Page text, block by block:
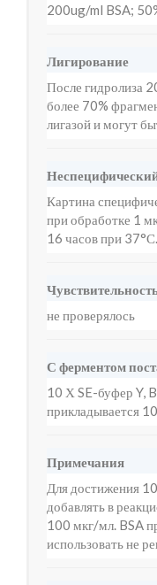
200ug/ml BSA;
Лигирование
После гидролиза
более 70%
лигазой и могут
Картина
при обработке 1
16 часов при 37°С.
не проверялось
С ферментом
10 Х SE-буфер Y,
прикладывается
Примечания
Для достижения
добавлять в
100 мкг/мл. BSA
использовать не